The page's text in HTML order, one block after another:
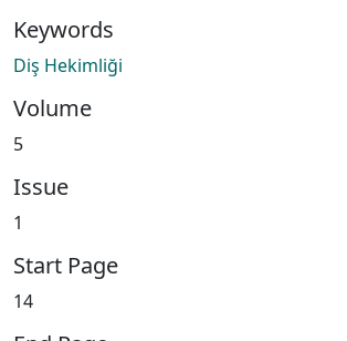
Keywords
Diş Hekimliği
Volume
5
Issue
1
Start Page
14